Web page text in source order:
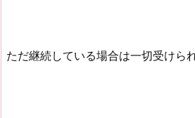
ただ継続している場合は一切受けら